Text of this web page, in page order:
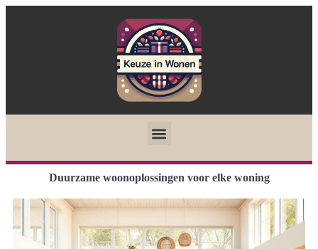
Duurzame woonoplossingen voor elke woning